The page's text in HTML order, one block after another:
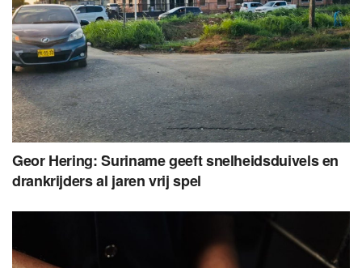
Geor Hering: Suriname geeft snelheidsduivels en
drankrijders al jaren vrij spel